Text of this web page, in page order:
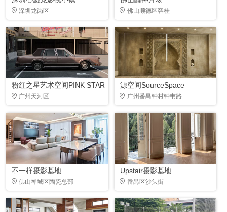
深圳龙岗区 佛山顺德区容桂
粉红之星艺术空间PINK STAR
广州天河区
源空间SourceSpace
广州番禺钟村钟韦路
不一样摄影基地
佛山禅城区陶瓷总部
Upstair摄影基地
番禺区沙头街